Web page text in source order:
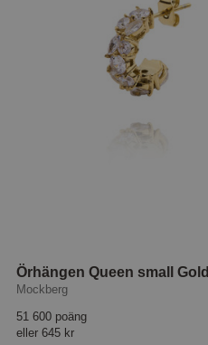
Örhängen Queen small Gold
Mockberg
51 600 poäng
eller 645 kr